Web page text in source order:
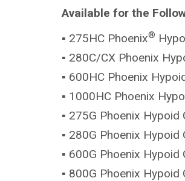
Available for the
▪ 275HC Phoenix®
▪ 280C/CX Phoenix
▪ 600HC Phoenix
▪ 1000HC Phoenix
▪ 275G Phoenix Hypoid
▪ 280G Phoenix Hypoid
▪ 600G Phoenix Hypoid
▪ 800G Phoenix Hypoid